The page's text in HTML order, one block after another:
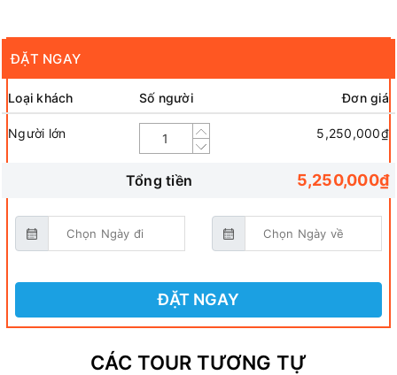
ĐẶT NGAY
Loại khách Số người Đơn giá
Người lớn 5,250,000₫
Tổng tiền 5,250,000₫
ĐẶT NGAY
CÁC TOUR TƯƠNG TỰ